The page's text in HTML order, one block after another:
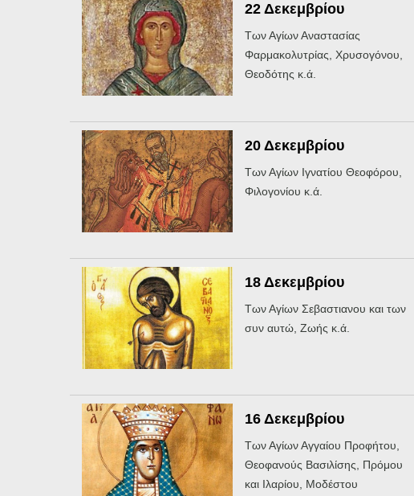
22 Δεκεμβρίου
Των Αγίων Αναστασίας
Φαρμακολυτρίας, Χρυσογόνου,
Θεοδότης κ.ά.
20 Δεκεμβρίου
Των Αγίων Ιγνατίου Θεοφόρου,
Φιλογονίου κ.ά.
18 Δεκεμβρίου
Των Αγίων Σεβαστιανου και των
συν αυτώ, Ζωής κ.ά.
16 Δεκεμβρίου
Των Αγίων Αγγαίου Προφήτου,
Θεοφανούς Βασιλίσης, Πρόμου
και Ιλαρίου, Μοδέστου